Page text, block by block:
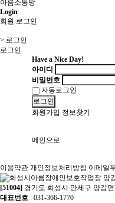
아름소통방
Login
회원 로그인
> 로그인
로그인
Have a Nice Day!
아이디
비밀번호
자동로그인
로그인
회원가입 정보찾기
메인으로
이용약관 개인정보처리방침 이메일
[51004] 경기도 화성시 만세구 양감
대표번호 : 031-366-1770